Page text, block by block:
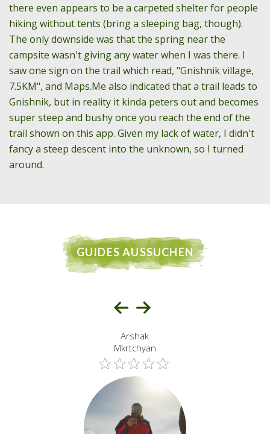
there even appears to be a carpeted shelter for people
hiking without tents (bring a sleeping bag, though).
The only downside was that the spring near the
campsite wasn't giving any water when I was there. I
saw one sign on the trail which read, "Gnishnik village,
7.5KM", and Maps.Me also indicated that a trail leads to
Gnishnik, but in reality it kinda peters out and becomes
super steep and bushy once you reach the end of the
trail shown on this app. Given my lack of water, I didn't
fancy a steep descent into the unknown, so I turned
around.
GUIDES AUSSUCHEN
Arshak
Mkrtchyan